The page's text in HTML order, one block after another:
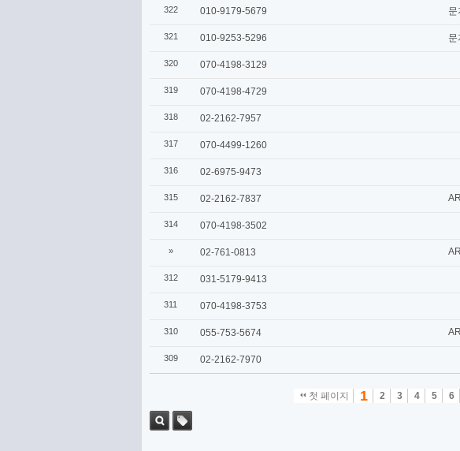
322 010-9179-5679 문
321 010-9253-5296 문
320 070-4198-3129
319 070-4198-4729
318 02-2162-7957
317 070-4499-1260
316 02-6975-9473
315 02-2162-7837
314 070-4198-3502
» 02-761-0813
312 031-5179-9413
311 070-4198-3753
310 055-753-5674
309 02-2162-7970
첫 페이지 1 2 3 4 5 6